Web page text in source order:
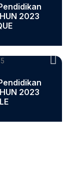
2023
2023